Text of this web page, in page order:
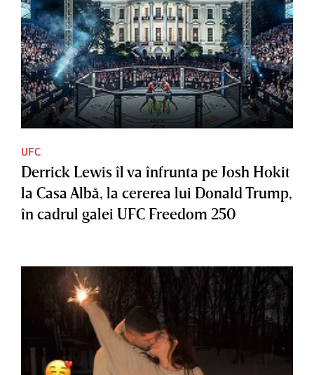
UFC
Derrick Lewis îl va înfrunta pe Josh Hokit
la Casa Albă, la cererea lui Donald Trump,
în cadrul galei UFC Freedom 250